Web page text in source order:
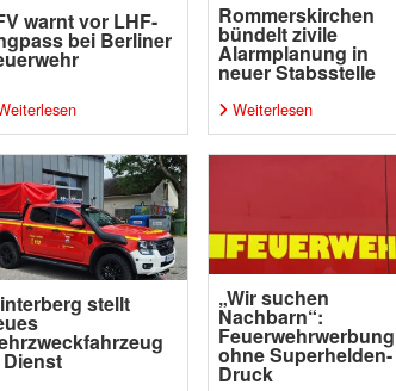
warnt vor LHF-
bei Berliner
Rommerskirchen
bündelt zivile
Alarmplanung in
neuer Stabsstelle
Weiterlesen
stellt „Wir suchen
Nachbarn“:
Feuerwehrwerbung
ohne Superhelden-
Druck